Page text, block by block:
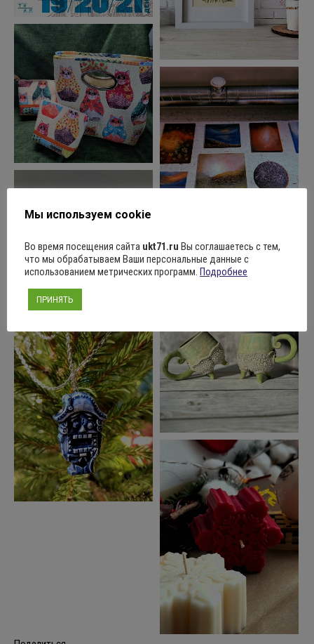
Мы используем cookie
Во время посещения сайта ukt71.ru Вы соглашаетесь с тем,
что мы обрабатываем Ваши персональные данные с
использованием метрических программ. Подробнее
ПРИНЯТЬ